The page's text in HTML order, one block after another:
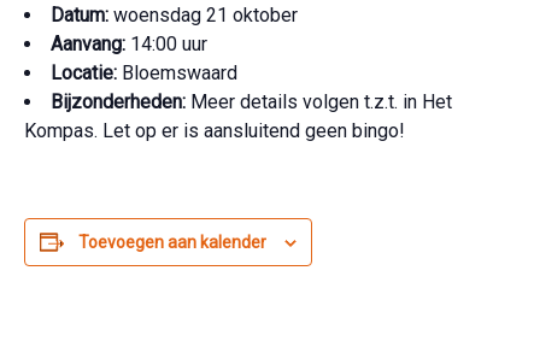
Datum: woensdag 21 oktober
Aanvang: 14:00 uur
Locatie: Bloemswaard
Bijzonderheden: Meer details volgen t.z.t. in Het
Kompas. Let op er is aansluitend geen bingo!
Toevoegen aan kalender